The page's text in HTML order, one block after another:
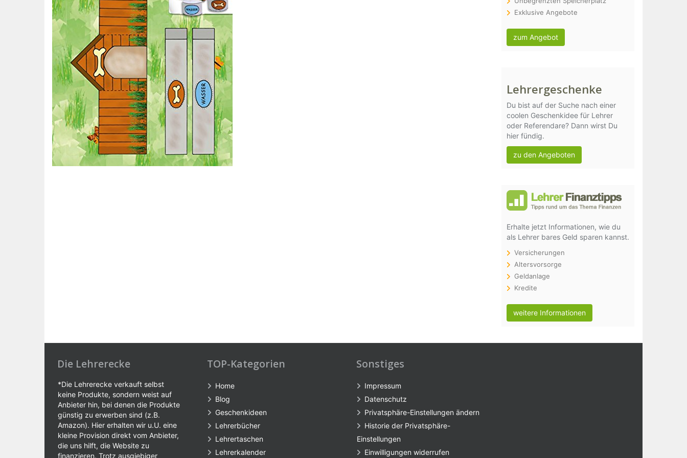
Exklusive Angebote
zum Angebot
Lehrergeschenke
Du bist auf der Suche nach einer
coolen Geschenkidee für Lehrer
oder Referendare? Dann wirst Du
hier fündig.
zu den Angeboten
Erhalte jetzt Informationen, wie du
als Lehrer bares Geld sparen kannst.
Versicherungen
Altersvorsorge
Geldanlage
Kredite
weitere Informationen
Die Lehrerecke
*Die Lehrerecke verkauft selbst
keine Produkte, sondern weist auf
Anbieter hin, bei denen die Produkte
günstig zu erwerben sind (z.B.
Amazon). Hier erhalten wir u.U. eine
kleine Provision direkt vom Anbieter,
die uns hilft, die Website zu
finanzieren. Trotz ausgiebiger
TOP-Kategorien
Home
Blog
Geschenkideen
Lehrerbücher
Lehrertaschen
Lehrerkalender
Sonstiges
Impressum
Datenschutz
Privatsphäre-Einstellungen ändern
Historie der Privatsphäre-
Einstellungen
Einwilligungen widerrufen